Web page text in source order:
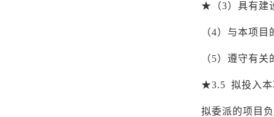
★（3）具有建
（4）与本项目
（5）遵守有关
★3.5 拟投入
拟委派的项目